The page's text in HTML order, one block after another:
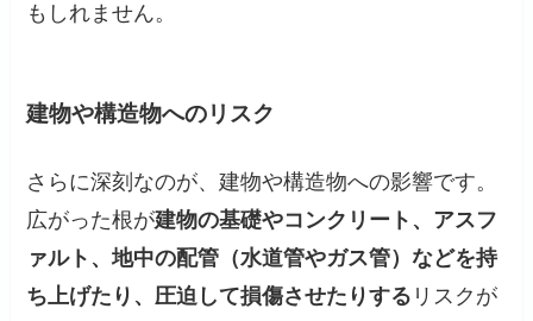
もしれません。
建物や構造物へのリスク
さらに深刻なのが、建物や構造物への影響です。
広がった根が建物の基礎やコンクリート、アスフ
ァルト、地中の配管（水道管やガス管）などを持
ち上げたり、圧迫して損傷させたりする リスクが